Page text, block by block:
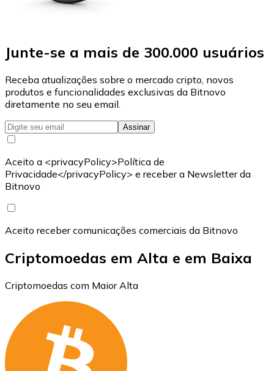
Junte-se a mais de 300.000 usuários
Receba atualizações sobre o mercado cripto, novos
produtos e funcionalidades exclusivas da Bitnovo
diretamente no seu email.
Assinar
Aceito a <privacyPolicy>Política de
Privacidade</privacyPolicy> e receber a Newsletter da
Bitnovo
Aceito receber comunicações comerciais da Bitnovo
Criptomoedas em Alta e em Baixa
Criptomoedas com Maior Alta